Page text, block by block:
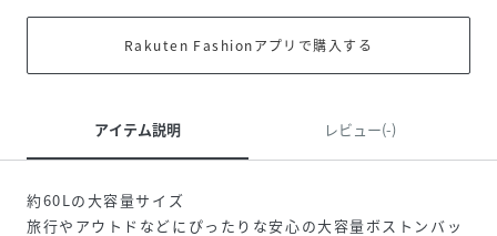
Rakuten Fashionアプリで購入する
アイテム説明 レビュー(-)
約60Lの大容量サイズ
旅行やアウトドなどにぴったりな安心の大容量ボストンバッ